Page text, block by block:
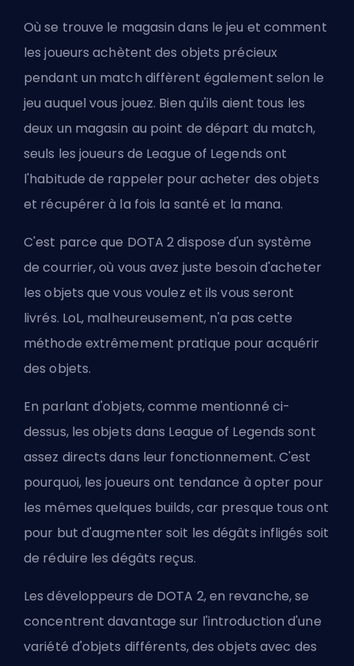
Où se trouve le magasin dans le jeu et comment
les joueurs achètent des objets précieux
pendant un match diffèrent également selon le
jeu auquel vous jouez. Bien qu'ils aient tous les
deux un magasin au point de départ du match,
seuls les joueurs de League of Legends ont
l'habitude de rappeler pour acheter des objets
et récupérer à la fois la santé et la mana.
C'est parce que DOTA 2 dispose d'un système
de courrier, où vous avez juste besoin d'acheter
les objets que vous voulez et ils vous seront
livrés. LoL, malheureusement, n'a pas cette
méthode extrêmement pratique pour acquérir
des objets.
En parlant d'objets, comme mentionné ci-
dessus, les objets dans League of Legends sont
assez directs dans leur fonctionnement. C'est
pourquoi, les joueurs ont tendance à opter pour
les mêmes quelques builds, car presque tous ont
pour but d'augmenter soit les dégâts infligés soit
de réduire les dégâts reçus.
Les développeurs de DOTA 2, en revanche, se
concentrent davantage sur l'introduction d'une
variété d'objets différents, des objets avec des